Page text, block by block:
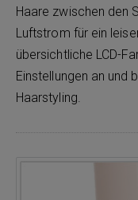
Haare zwischen den
Luftstrom für ein
übersichtliche LCD-
Einstellungen an
Haarstyling.